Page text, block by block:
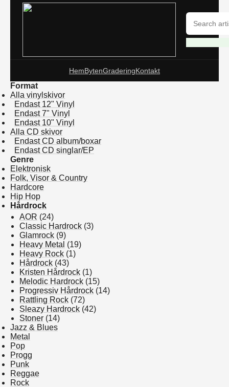
HemBytenGraderingKontakt
Format
Alla vinylskivor
Endast 12" Vinyl
Endast 7" Vinyl
Endast 10" Vinyl
Alla CD skivor
Endast CD album/boxar
Endast CD singlar/EP
Genre
Elektronisk
Folk, Visor & Country
Hardcore
Hip Hop
Hårdrock
AOR (24)
Classic Hardrock (3)
Glamrock (9)
Heavy Metal (19)
Heavy Rock (1)
Hårdrock (43)
Kristen Hårdrock (1)
Melodic Hardrock (15)
Progressiv Hårdrock (14)
Rattling Rock (72)
Sleazy Hardrock (42)
Stoner (14)
Jazz & Blues
Metal
Pop
Progg
Punk
Reggae
Rock